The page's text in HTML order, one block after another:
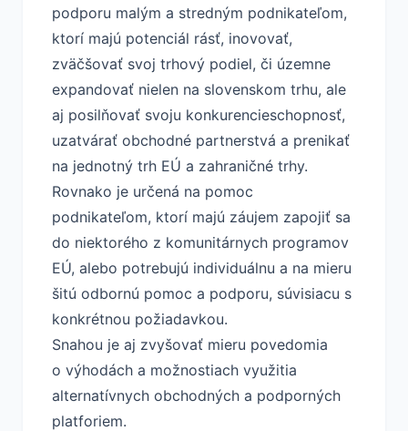
podporu malým a stredným podnikateľom,
ktorí majú potenciál rásť, inovovať,
zväčšovať svoj trhový podiel, či územne
expandovať nielen na slovenskom trhu, ale
aj posilňovať svoju konkurencieschopnosť,
uzatvárať obchodné partnerstvá a prenikať
na jednotný trh EÚ a zahraničné trhy.
Rovnako je určená na pomoc
podnikateľom, ktorí majú záujem zapojiť sa
do niektorého z komunitárnych programov
EÚ, alebo potrebujú individuálnu a na mieru
šitú odbornú pomoc a podporu, súvisiacu s
konkrétnou požiadavkou.
Snahou je aj zvyšovať mieru povedomia
o výhodách a možnostiach využitia
alternatívnych obchodných a podporných
platforiem.